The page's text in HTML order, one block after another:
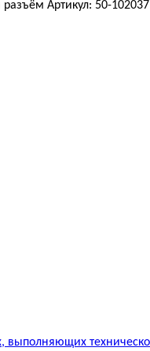
Артикул: 50-102037